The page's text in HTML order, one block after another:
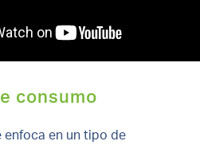
consumo
enfoca en un tipo de